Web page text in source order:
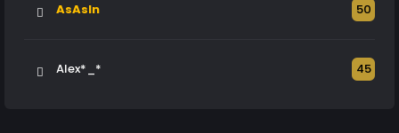
AsAsIn 50
Alex*_* 45